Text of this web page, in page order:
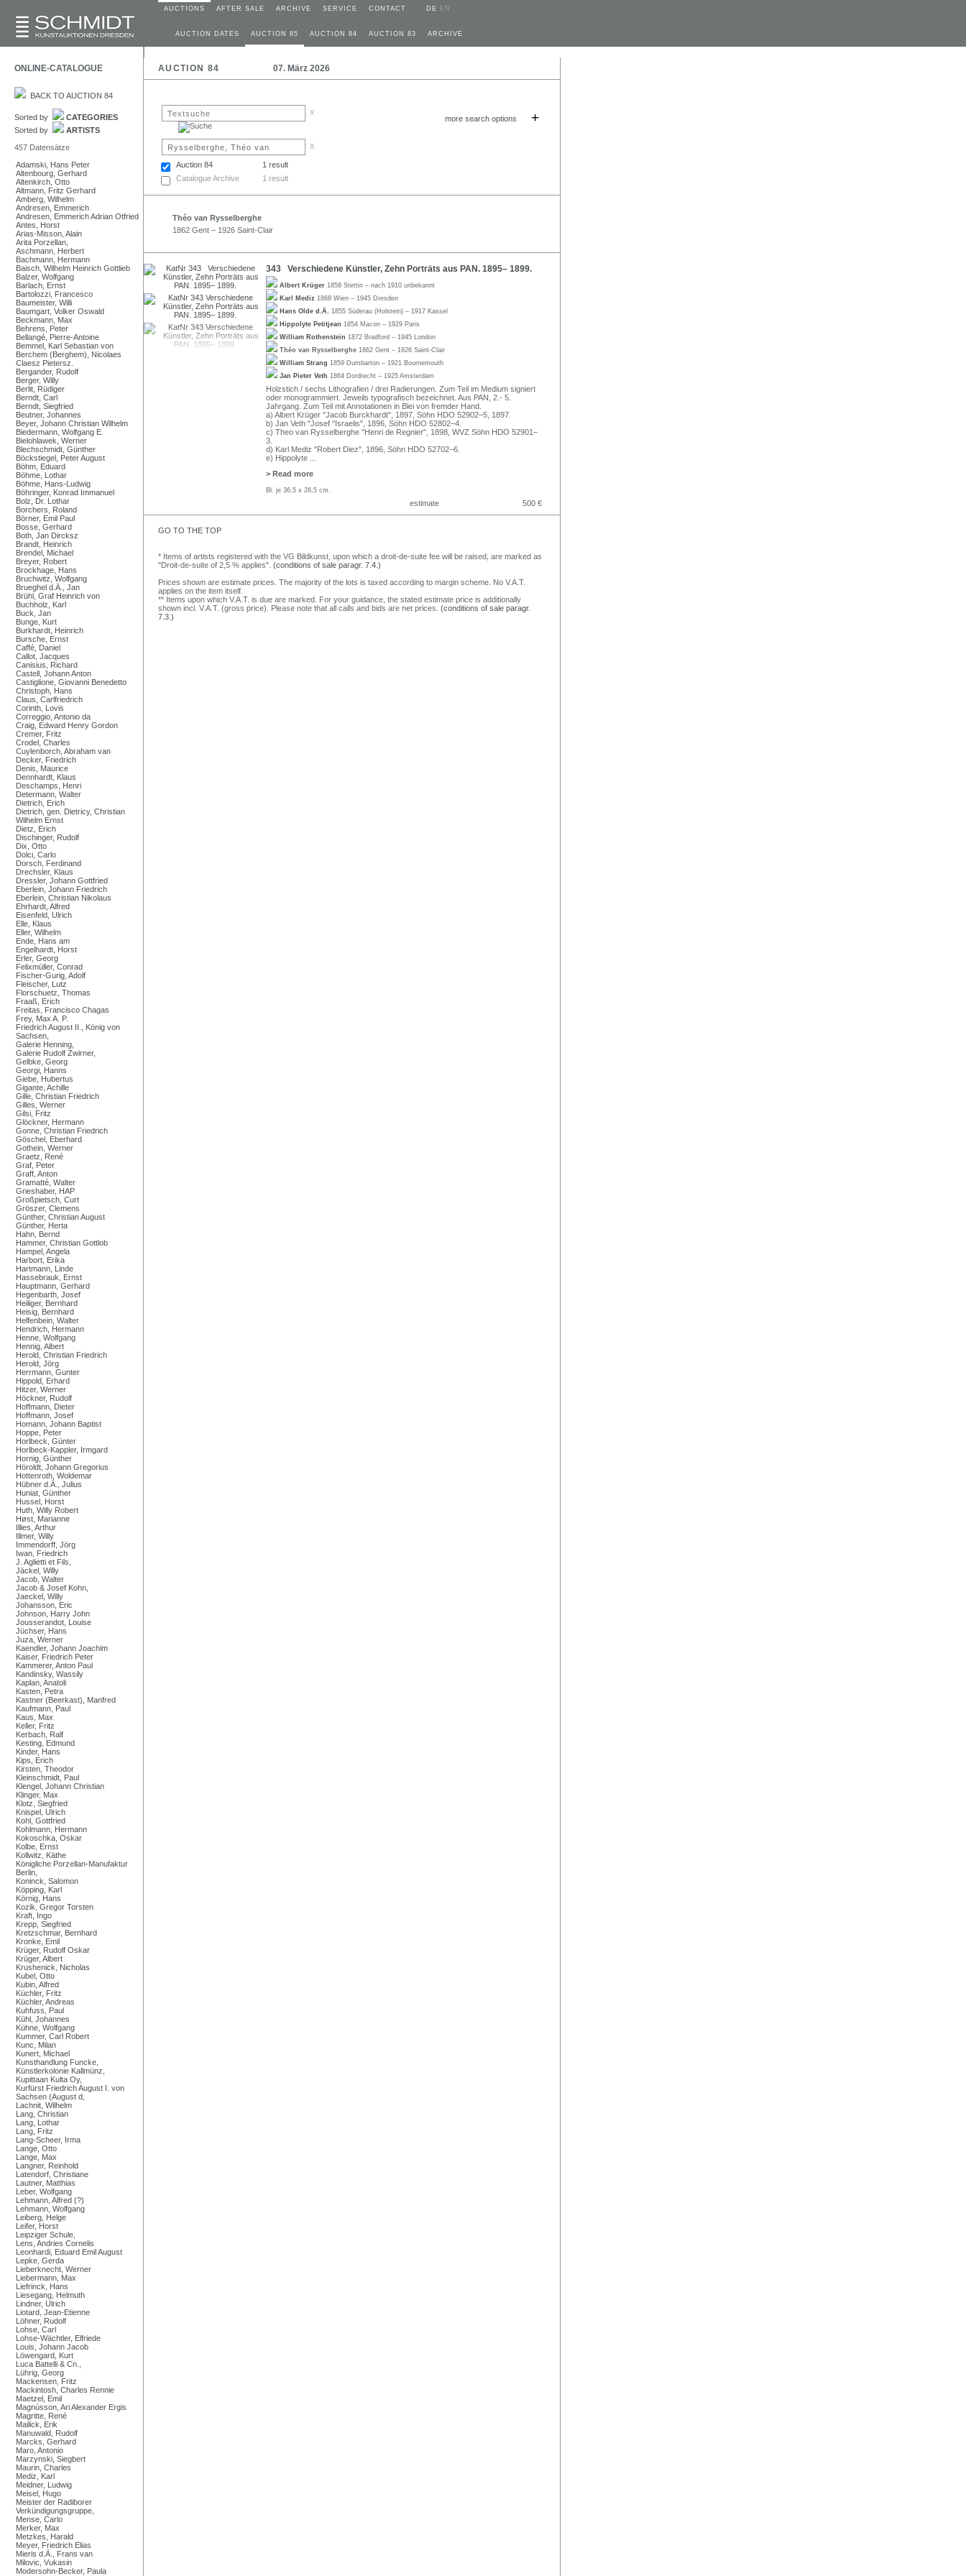
AUCTIONS AFTER SALE ARCHIVE SERVICE CONTACT DE EN
AUCTION DATES AUCTION 85 AUCTION 84 AUCTION 83 ARCHIVE
ONLINE-CATALOGUE AUCTION 84 07. März 2026
BACK TO AUCTION 84
Sorted by
CATEGORIES
Sorted by
ARTISTS
457 Datensätze
Adamski, Hans Peter
Altenbourg, Gerhard
Altenkirch, Otto
Altmann, Fritz Gerhard
Amberg, Wilhelm
Andresen, Emmerich
Andresen, Emmerich Adrian Otfried
Antes, Horst
Arias-Misson, Alain
Arita Porzellan,
Aschmann, Herbert
Bachmann, Hermann
Baisch, Wilhelm Heinrich Gottlieb
Balzer, Wolfgang
Barlach, Ernst
Bartolozzi, Francesco
Baumeister, Willi
Baumgart, Volker Oswald
Beckmann, Max
Behrens, Peter
Bellangé, Pierre-Antoine
Bemmel, Karl Sebastian von
Berchem (Berghem), Nicolaes
Claesz Pietersz.
Bergander, Rudolf
Berger, Willy
Berlit, Rüdiger
Berndt, Carl
Berndt, Siegfried
Beutner, Johannes
Beyer, Johann Christian Wilhelm
Biedermann, Wolfgang E.
Bielohlawek, Werner
Blechschmidt, Günther
Böckstiegel, Peter August
Böhm, Eduard
Böhme, Lothar
Böhme, Hans-Ludwig
Böhringer, Konrad Immanuel
Bolz, Dr. Lothar
Borchers, Roland
Börner, Emil Paul
Bosse, Gerhard
Both, Jan Dircksz
Brandt, Heinrich
Brendel, Michael
Breyer, Robert
Brockhage, Hans
Bruchwitz, Wolfgang
Brueghel d.Ä., Jan
Brühl, Graf Heinrich von
Buchholz, Karl
Buck, Jan
Bunge, Kurt
Burkhardt, Heinrich
Bursche, Ernst
Caffé, Daniel
Callot, Jacques
Canisius, Richard
Castell, Johann Anton
Castiglione, Giovanni Benedetto
Christoph, Hans
Claus, Carlfriedrich
Corinth, Lovis
Correggio, Antonio da
Craig, Edward Henry Gordon
Cremer, Fritz
Crodel, Charles
Cuylenborch, Abraham van
Decker, Friedrich
Denis, Maurice
Dennhardt, Klaus
Deschamps, Henri
Determann, Walter
Dietrich, Erich
Dietrich, gen. Dietricy, Christian
Wilhelm Ernst
Dietz, Erich
Dischinger, Rudolf
Dix, Otto
Dolci, Carlo
Dorsch, Ferdinand
Drechsler, Klaus
Dressler, Johann Gottfried
Eberlein, Johann Friedrich
Eberlein, Christian Nikolaus
Ehrhardt, Alfred
Eisenfeld, Ulrich
Elle, Klaus
Eller, Wilhelm
Ende, Hans am
Engelhardt, Horst
Erler, Georg
Felixmüller, Conrad
Fischer-Gurig, Adolf
Fleischer, Lutz
Florschuetz, Thomas
Fraaß, Erich
Freitas, Francisco Chagas
Frey, Max A. P.
Friedrich August II., König von
Sachsen,
Galerie Henning,
Galerie Rudolf Zwirner,
Gelbke, Georg
Georgi, Hanns
Giebe, Hubertus
Gigante, Achille
Gille, Christian Friedrich
Gilles, Werner
Gilsi, Fritz
Glöckner, Hermann
Gonne, Christian Friedrich
Göschel, Eberhard
Gothein, Werner
Graetz, René
Graf, Peter
Graff, Anton
Gramatté, Walter
Grieshaber, HAP
Großpietsch, Curt
Gröszer, Clemens
Günther, Christian August
Günther, Herta
Hahn, Bernd
Hammer, Christian Gottlob
Hampel, Angela
Harbort, Erika
Hartmann, Linde
Hassebrauk, Ernst
Hauptmann, Gerhard
Hegenbarth, Josef
Heiliger, Bernhard
Heisig, Bernhard
Helfenbein, Walter
Hendrich, Hermann
Henne, Wolfgang
Hennig, Albert
Herold, Christian Friedrich
Herold, Jörg
Herrmann, Gunter
Hippold, Erhard
Hitzer, Werner
Höckner, Rudolf
Hoffmann, Dieter
Hoffmann, Josef
Homann, Johann Baptist
Hoppe, Peter
Horlbeck, Günter
Horlbeck-Kappler, Irmgard
Hornig, Günther
Höroldt, Johann Gregorius
Hottenroth, Woldemar
Hübner d.Ä., Julius
Huniat, Günther
Hussel, Horst
Huth, Willy Robert
Høst, Marianne
Illies, Arthur
Illmer, Willy
Immendorff, Jörg
Iwan, Friedrich
J. Aglietti et Fils,
Jäckel, Willy
Jacob, Walter
Jacob & Josef Kohn,
Jaeckel, Willy
Johansson, Eric
Johnson, Harry John
Jousserandot, Louise
Jüchser, Hans
Juza, Werner
Kaendler, Johann Joachim
Kaiser, Friedrich Peter
Kammerer, Anton Paul
Kandinsky, Wassily
Kaplan, Anatoli
Kasten, Petra
Kastner (Beerkast), Manfred
Kaufmann, Paul
Kaus, Max
Keller, Fritz
Kerbach, Ralf
Kesting, Edmund
Kinder, Hans
Kips, Erich
Kirsten, Theodor
Kleinschmidt, Paul
Klengel, Johann Christian
Klinger, Max
Klotz, Siegfried
Knispel, Ulrich
Kohl, Gottfried
Kohlmann, Hermann
Kokoschka, Oskar
Kolbe, Ernst
Kollwitz, Käthe
Königliche Porzellan-Manufaktur
Berlin,
Koninck, Salomon
Köpping, Karl
Körnig, Hans
Kozik, Gregor Torsten
Kraft, Ingo
Krepp, Siegfried
Kretzschmar, Bernhard
Kronke, Emil
Krüger, Rudolf Oskar
Krüger, Albert
Krushenick, Nicholas
Kubel, Otto
Kubin, Alfred
Küchler, Fritz
Küchler, Andreas
Kuhfuss, Paul
Kühl, Johannes
Kühne, Wolfgang
Kummer, Carl Robert
Kunc, Milan
Kunert, Michael
Kunsthandlung Funcke,
Künstlerkolonie Kallmünz,
Kupittaan Kulta Oy,
Kurfürst Friedrich August I. von
Sachsen (August d,
Lachnit, Wilhelm
Lang, Christian
Lang, Lothar
Lang, Fritz
Lang-Scheer, Irma
Lange, Otto
Lange, Max
Langner, Reinhold
Latendorf, Christiane
Lautner, Matthias
Leber, Wolfgang
Lehmann, Alfred (?)
Lehmann, Wolfgang
Leiberg, Helge
Leifer, Horst
Leipziger Schule,
Lens, Andries Cornelis
Leonhardi, Eduard Emil August
Lepke, Gerda
Lieberknecht, Werner
Liebermann, Max
Liefrinck, Hans
Liesegang, Helmuth
Lindner, Ulrich
Liotard, Jean-Etienne
Löhner, Rudolf
Lohse, Carl
Lohse-Wächtler, Elfriede
Louis, Johann Jacob
Löwengard, Kurt
Luca Battelli & Cn.,
Lührig, Georg
Mackensen, Fritz
Mackintosh, Charles Rennie
Maetzel, Emil
Magnússon, Ari Alexander Ergis
Magritte, René
Mailick, Erik
Manuwald, Rudolf
Marcks, Gerhard
Maro, Antonio
Marzynski, Siegbert
Maurin, Charles
Mediz, Karl
Meidner, Ludwig
Meisel, Hugo
Meister der Radiborer
Verkündigungsgruppe,
Mense, Carlo
Merker, Max
Metzkes, Harald
Meyer, Friedrich Elias
Mieris d.Ä., Frans van
Milovic, Vukasin
Modersohn-Becker, Paula
x
more search options +
x
Auction 84
1 result
Catalogue Archive
1 result
Théo van Rysselberghe
1862 Gent – 1926 Saint-Clair
343 Verschiedene Künstler, Zehn Porträts aus PAN. 1895– 1899.
Albert Krüger 1858 Stettin – nach 1910 unbekannt
Karl Mediz 1868 Wien – 1945 Dresden
Hans Olde d.Ä. 1855 Süderau (Holstein) – 1917 Kassel
Hippolyte Petitjean 1854 Macon – 1929 Paris
William Rothenstein 1872 Bradford – 1945 London
Théo van Rysselberghe 1862 Gent – 1926 Saint-Clair
William Strang 1859 Dumbarton – 1921 Bournemouth
Jan Pieter Veth 1864 Dordrecht – 1925 Amsterdam
Holzstich / sechs Lithografien / drei Radierungen. Zum Teil im Medium signiert
oder monogrammiert. Jeweils typografisch bezeichnet. Aus PAN, 2.- 5.
Jahrgang. Zum Teil mit Annotationen in Blei von fremder Hand.
a) Albert Krüger "Jacob Burckhardt", 1897, Söhn HDO 52902–5, 1897.
b) Jan Veth "Josef "Israelis", 1896, Söhn HDO 52802–4.
c) Theo van Rysselberghe "Henri de Regnier", 1898, WVZ Söhn HDO 52901–
3.
d) Karl Mediz "Robert Diez", 1896, Söhn HDO 52702–6.
e) Hippolyte
> Read more
Bl. je 36,5 x 28,5 cm.
estimate 500 €
GO TO THE TOP
* Items of artists registered with the VG Bildkunst, upon which a droit-de-suite fee will be raised, are marked as
"Droit-de-suite of 2,5 % applies". (conditions of sale paragr. 7.4.)
Prices shown are estimate prices. The majority of the lots is taxed according to margin scheme. No V.A.T.
applies on the item itself.
** Items upon which V.A.T. is due are marked. For your guidance, the stated estimate price is additionally
shown incl. V.A.T. (gross price). Please note that all calls and bids are net prices. (conditions of sale paragr.
7.3.)